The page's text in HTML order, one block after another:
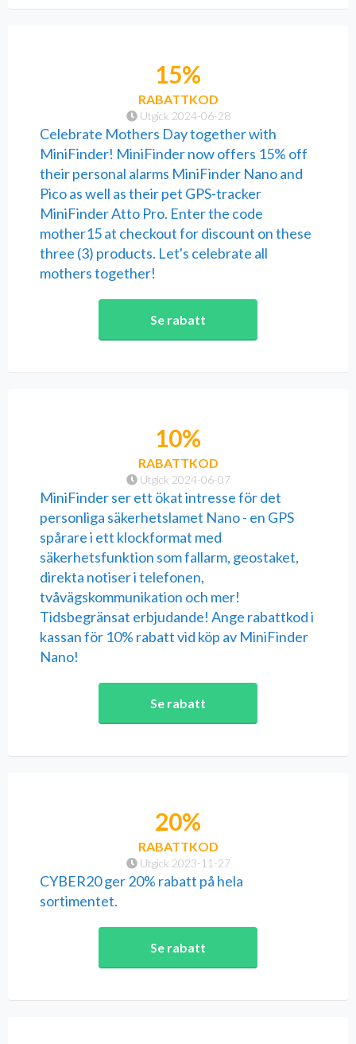
Utgick 2024-06-28
15%
RABATTKOD
Celebrate Mothers Day together with
MiniFinder! MiniFinder now offers 15% off
their personal alarms MiniFinder Nano and
Pico as well as their pet GPS-tracker
MiniFinder Atto Pro. Enter the code
mother15 at checkout for discount on these
three (3) products. Let's celebrate all
mothers together!
Se rabatt
Utgick 2024-06-07
10%
RABATTKOD
MiniFinder ser ett ökat intresse för det
personliga säkerhetslamet Nano - en GPS
spårare i ett klockformat med
säkerhetsfunktion som fallarm, geostaket,
direkta notiser i telefonen,
tvåvägskommunikation och mer!
Tidsbegränsat erbjudande! Ange rabattkod i
kassan för 10% rabatt vid köp av MiniFinder
Nano!
Se rabatt
Utgick 2023-11-27
20%
RABATTKOD
CYBER20 ger 20% rabatt på hela
sortimentet.
Se rabatt